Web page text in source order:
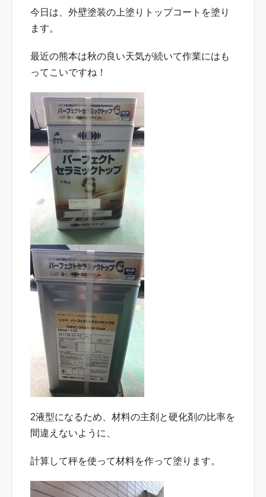
今日は、外壁塗装の上塗りトップコートを塗り
ます。
最近の熊本は秋の良い天気が続いて作業にはも
ってこいですね！
2液型になるため、材料の主剤と硬化剤の比率を
間違えないように、
計算して秤を使って材料を作って塗ります。